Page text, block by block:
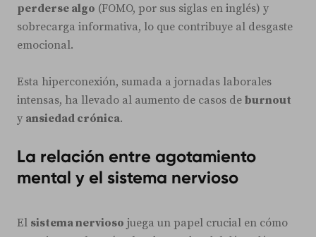
perderse algo (FOMO, por sus siglas en inglés) y
sobrecarga informativa, lo que contribuye al desgaste
emocional.
Esta hiperconexión, sumada a jornadas laborales
intensas, ha llevado al aumento de casos de burnout
y ansiedad crónica.
La relación entre agotamiento
mental y el sistema nervioso
El sistema nervioso juega un papel crucial en cómo